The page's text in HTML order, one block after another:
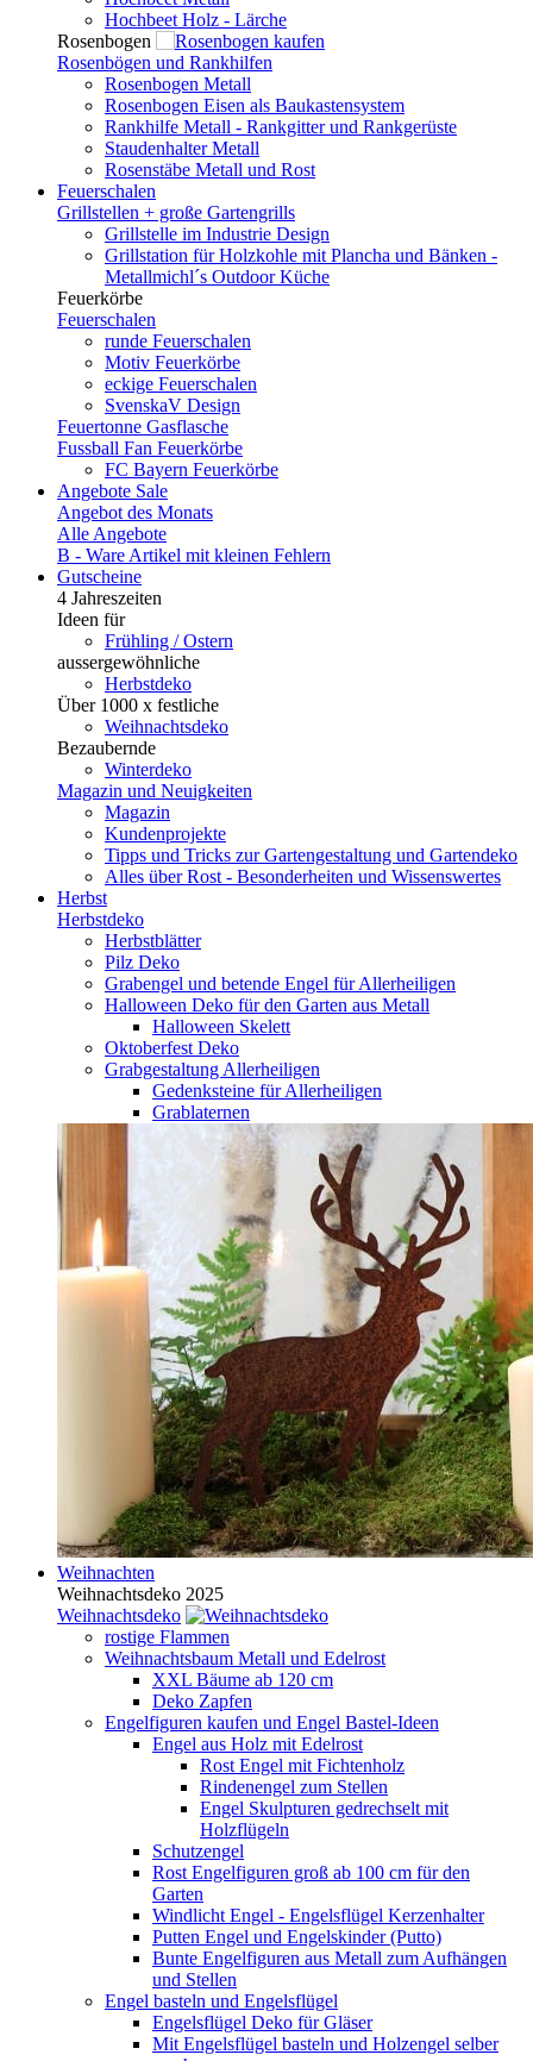
Hochbeet Holz - Lärche
Rosenbogen
Rosenbögen und Rankhilfen
Rosenbogen Metall
Rosenbogen Eisen als Baukastensystem
Rankhilfe Metall - Rankgitter und Rankgerüste
Staudenhalter Metall
Rosenstäbe Metall und Rost
Feuerschalen
Grillstellen + große Gartengrills
Grillstelle im Industrie Design
Grillstation für Holzkohle mit Plancha und Bänken -
Metallmichl´s Outdoor Küche
Feuerkörbe
Feuerschalen
runde Feuerschalen
Motiv Feuerkörbe
eckige Feuerschalen
SvenskaV Design
Feuertonne Gasflasche
Fussball Fan Feuerkörbe
FC Bayern Feuerkörbe
Angebote Sale
Angebot des Monats
Alle Angebote
B - Ware Artikel mit kleinen Fehlern
Gutscheine
4 Jahreszeiten
Ideen für
Frühling / Ostern
aussergewöhnliche
Herbstdeko
Über 1000 x festliche
Weihnachtsdeko
Bezaubernde
Winterdeko
Magazin und Neuigkeiten
Magazin
Kundenprojekte
Tipps und Tricks zur Gartengestaltung und Gartendeko
Alles über Rost - Besonderheiten und Wissenswertes
Herbst
Herbstdeko
Herbstblätter
Pilz Deko
Grabengel und betende Engel für Allerheiligen
Halloween Deko für den Garten aus Metall
Halloween Skelett
Oktoberfest Deko
Grabgestaltung Allerheiligen
Gedenksteine für Allerheiligen
Grablaternen
Weihnachten
Weihnachtsdeko 2025
Weihnachtsdeko
rostige Flammen
Weihnachtsbaum Metall und Edelrost
XXL Bäume ab 120 cm
Deko Zapfen
Engelfiguren kaufen und Engel Bastel-Ideen
Engel aus Holz mit Edelrost
Rost Engel mit Fichtenholz
Rindenengel zum Stellen
Engel Skulpturen gedrechselt mit
Holzflügeln
Schutzengel
Rost Engelfiguren groß ab 100 cm für den
Garten
Windlicht Engel - Engelsflügel Kerzenhalter
Putten Engel und Engelskinder (Putto)
Bunte Engelfiguren aus Metall zum Aufhängen
und Stellen
Engel basteln und Engelsflügel
Engelsflügel Deko für Gläser
Mit Engelsflügel basteln und Holzengel selber